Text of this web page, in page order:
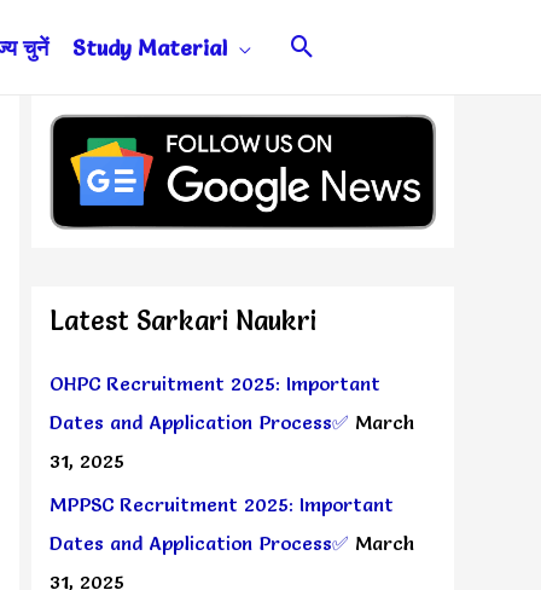
चुनें Study Material Search
Latest Sarkari Naukri
OHPC Recruitment 2025: Important
Dates and Application Process✅ March
31, 2025
MPPSC Recruitment 2025: Important
Dates and Application Process✅ March
31, 2025